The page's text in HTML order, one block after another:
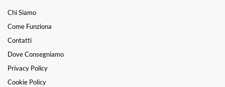
Chi Siamo
Come Funziona
Contatti
Dove Consegniamo
Privacy Policy
Cookie Policy